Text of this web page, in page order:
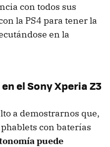
con todos sus
la PS4 para tener la
en la
el Sony Xperia Z3
a demostrarnos que,
con baterías
puede